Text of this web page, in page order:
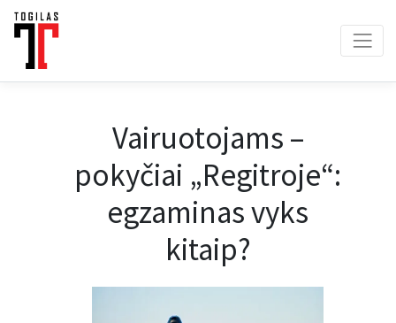
Vairuotojams –
pokyčiai „Regitroje“:
egzaminas vyks
kitaip?